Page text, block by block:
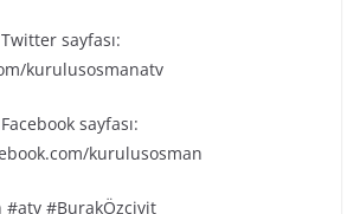
sayfası:
kurulusosmanatv
sayfası:
kurulusosman
#BurakÖzçivit